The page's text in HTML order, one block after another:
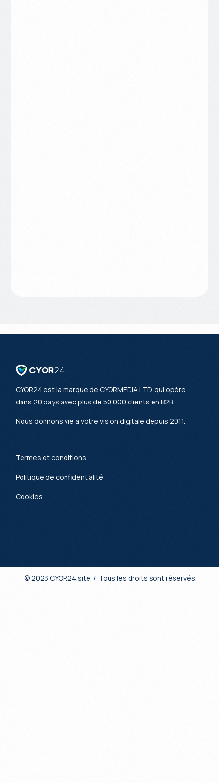
CYOR24 est la marque de CYORMEDIA LTD. qui opère
dans 20 pays avec plus de 50 000 clients en B2B.
Nous donnons vie à votre vision digitale depuis 2011.
Termes et conditions
Politique de confidentialité
Cookies
© 2023 CYOR24.site / Tous les droits sont réservés.